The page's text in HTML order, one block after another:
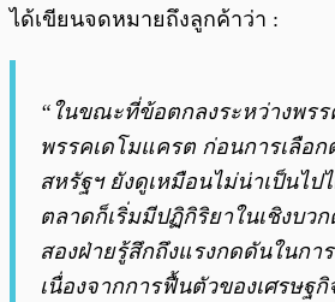
ได้เขียนจดหมายถึงลูกค้าว่า :
“ในขณะที่ข้อตกลงระหว่างพร
พรรคเดโมแครต ก่อนการเลือ
สหรัฐฯ ยังดูเหมือนไม่น่าเป็นไป
ตลาดก็เริ่มมีปฏิกิริยาในเชิงบ
สองฝ่ายรู้สึกถึงแรงกดดันในกา
เนื่องจากการฟื้นตัวของเศรษฐ